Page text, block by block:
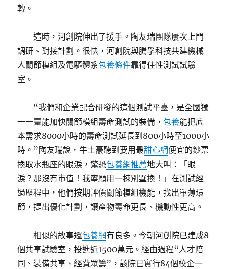
轉。
這時，河創院伸出了援手。陶友瑞團隊屢次上門
調研、對接計劃。很快，河創院與騰孚科技共建機械
人關節模組及電驅體系包養條件靠得住性測試試驗
室。
“我們和企業配合研發的這個測試平臺，是全國獨
一一臺能加快關節模組壽命測試的裝備，包養能把底
本需求8000小時的壽命測試延長到800小時至1000小
時。”陶友瑞說，牛土豪聽到要用最甜心網便宜的鈔票
換取水瓶座的眼淚，驚恐包養網推薦地大叫：「眼
淚？那沒有市值！我寧願用一棟別墅換！」在測試經
過歷程中，他們按期評價關節模組機能，找出單薄環
節，提出優化計劃，讓產物壽命更長、機動性更高。
相似的故事還包養網有良多。今朝河創院已建成8
個共享試驗室，投進近1500萬元。經由過程“人才陪
同、裝備共享、經費眾籌”，該院已實行84個校企一